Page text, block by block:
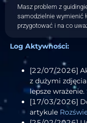
Masz problem z
samodzielnie wymienić
przygotować i na co
Log Aktywności:
[22/07/2026]
z dużymi
lepsze wrażenie.
[17/03/2026]
artykule